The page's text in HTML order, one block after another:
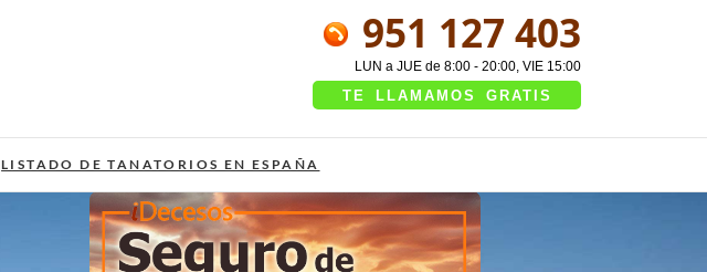
951 127 403
LUN a JUE de 8:00 - 20:00, VIE 15:00
TE LLAMAMOS GRATIS
LISTADO DE TANATORIOS EN ESPAÑA